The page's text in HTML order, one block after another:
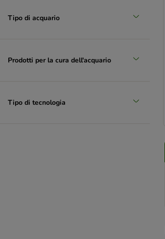
Tipo di acquario
Prodotti per la cura dell'acquario
Tipo di tecnologia